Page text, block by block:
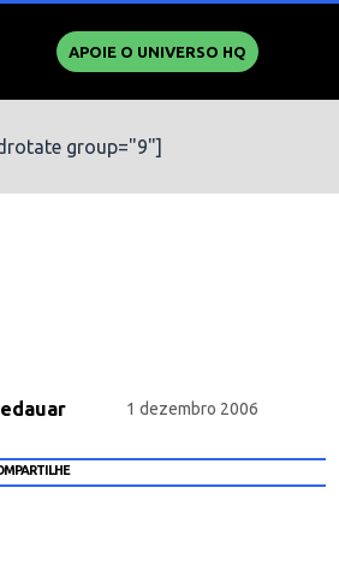
APOIE O UNIVERSO HQ
group="9"]
1 dezembro 2006